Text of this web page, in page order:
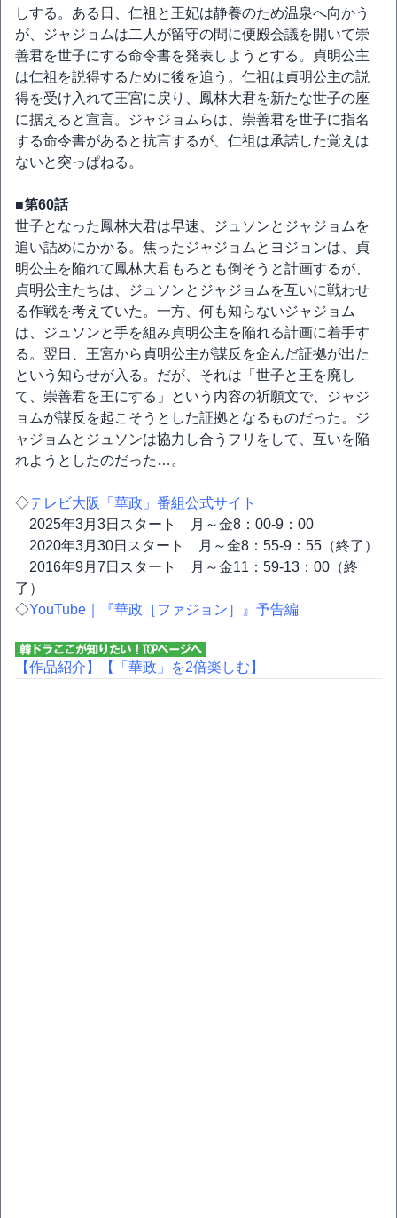
しする。ある日、仁祖と王妃は静養のため温泉へ向かう
が、ジャジョムは二人が留守の間に便殿会議を開いて崇
善君を世子にする命令書を発表しようとする。貞明公主
は仁祖を説得するために後を追う。仁祖は貞明公主の説
得を受け入れて王宮に戻り、鳳林大君を新たな世子の座
に据えると宣言。ジャジョムらは、崇善君を世子に指名
する命令書があると抗言するが、仁祖は承諾した覚えは
ないと突っぱねる。
■第60話
世子となった鳳林大君は早速、ジュソンとジャジョムを
追い詰めにかかる。焦ったジャジョムとヨジョンは、貞
明公主を陥れて鳳林大君もろとも倒そうと計画するが、
貞明公主たちは、ジュソンとジャジョムを互いに戦わせ
る作戦を考えていた。一方、何も知らないジャジョム
は、ジュソンと手を組み貞明公主を陥れる計画に着手す
る。翌日、王宮から貞明公主が謀反を企んだ証拠が出た
という知らせが入る。だが、それは「世子と王を廃し
て、崇善君を王にする」という内容の祈願文で、ジャジ
ョムが謀反を起こそうとした証拠となるものだった。ジ
ャジョムとジュソンは協力し合うフリをして、互いを陥
れようとしたのだった…。
◇テレビ大阪「華政」番組公式サイト
2025年3月3日スタート 月～金8：00-9：00
2020年3月30日スタート 月～金8：55-9：55（終了）
2016年9月7日スタート 月～金11：59-13：00（終
了）
◇YouTube｜『華政［ファジョン］』予告編
【作品紹介】 【「華政」を2倍楽しむ】